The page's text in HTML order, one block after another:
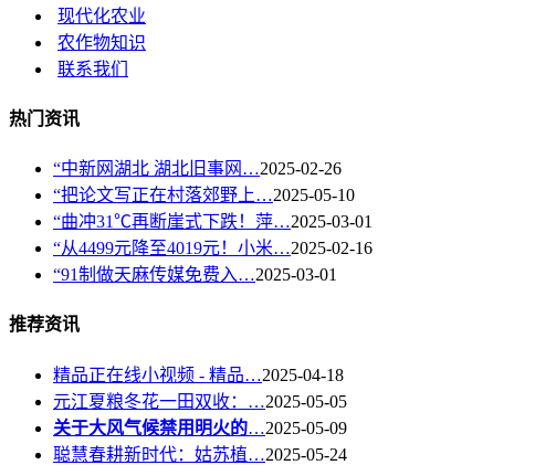
现代化农业
农作物知识
联系我们
热门资讯
“中新网湖北 湖北旧事网…2025-02-26
“把论文写正在村落郊野上…2025-05-10
“曲冲31℃再断崖式下跌！萍…2025-03-01
“从4499元降至4019元！小米…2025-02-16
“91制做天麻传媒免费入…2025-03-01
推荐资讯
精品正在线小视频 - 精品…2025-04-18
元江夏粮冬花一田双收：…2025-05-05
关于大风气候禁用明火的…2025-05-09
聪慧春耕新时代：姑苏植…2025-05-24